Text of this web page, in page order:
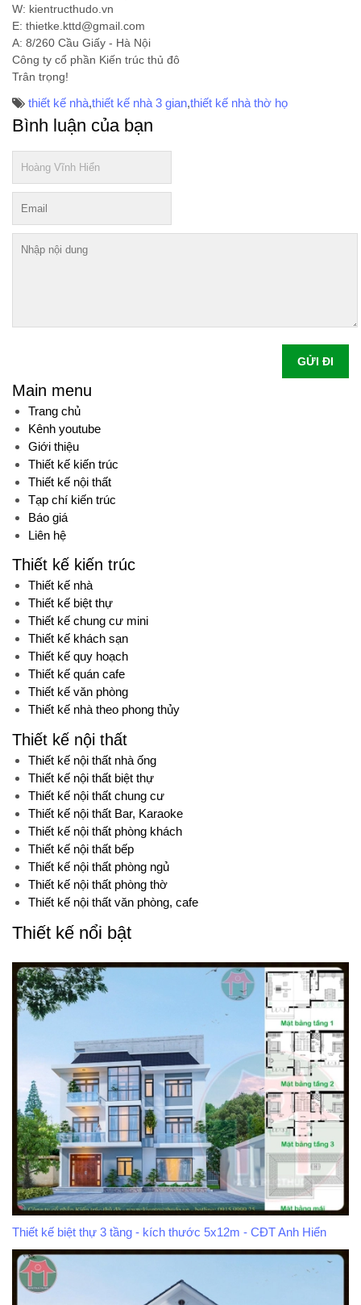
W: kientructhudo.vn
E: thietke.kttd@gmail.com
A: 8/260 Cầu Giấy - Hà Nội
Công ty cổ phần Kiến trúc thủ đô
Trân trọng!
thiết kế nhà,thiết kế nhà 3 gian,thiết kế nhà thờ họ
Bình luận của bạn
GỬI ĐI
Main menu
Trang chủ
Kênh youtube
Giới thiệu
Thiết kế kiến trúc
Thiết kế nội thất
Tạp chí kiến trúc
Báo giá
Liên hệ
Thiết kế kiến trúc
Thiết kế nhà
Thiết kế biệt thự
Thiết kế chung cư mini
Thiết kế khách sạn
Thiết kế quy hoạch
Thiết kế quán cafe
Thiết kế văn phòng
Thiết kế nhà theo phong thủy
Thiết kế nội thất
Thiết kế nội thất nhà ống
Thiết kế nội thất biệt thự
Thiết kế nội thất chung cư
Thiết kế nội thất Bar, Karaoke
Thiết kế nội thất phòng khách
Thiết kế nội thất bếp
Thiết kế nội thất phòng ngủ
Thiết kế nội thất phòng thờ
Thiết kế nội thất văn phòng, cafe
Thiết kế nổi bật
Thiết kế biệt thự 3 tầng - kích thước 5x12m - CĐT Anh Hiển